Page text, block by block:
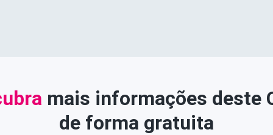
mais informações deste
de forma gratuita